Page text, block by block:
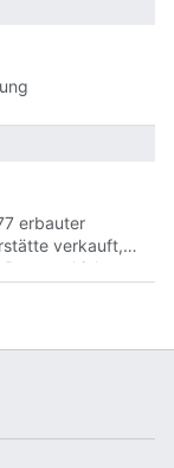
erbauter
verkauft,
Quadratruten.